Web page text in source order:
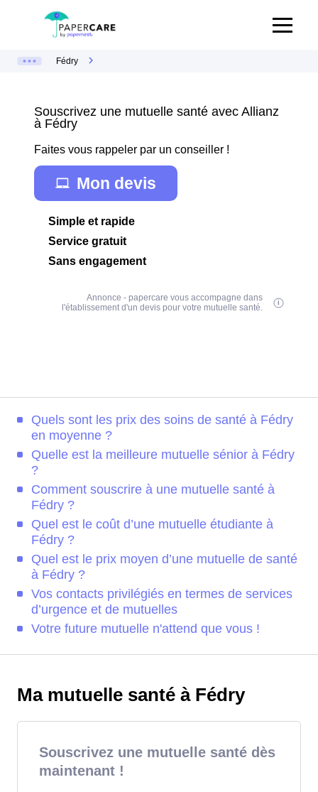
Fédry
Souscrivez une mutuelle santé avec Allianz
à Fédry
Faites vous rappeler par un conseiller !
Mon devis
Simple et rapide
Service gratuit
Sans engagement
Annonce - papercare vous accompagne dans
l'établissement d'un devis pour votre mutuelle santé.
Quels sont les prix des soins de santé à Fédry
en moyenne ?
Quelle est la meilleure mutuelle sénior à Fédry
?
Comment souscrire à une mutuelle santé à
Fédry ?
Quel est le coût d’une mutuelle étudiante à
Fédry ?
Quel est le prix moyen d’une mutuelle de santé
à Fédry ?
Vos contacts privilégiés en termes de services
d’urgence et de mutuelles
Votre future mutuelle n'attend que vous !
Ma mutuelle santé à Fédry
Souscrivez une mutuelle santé dès
maintenant !